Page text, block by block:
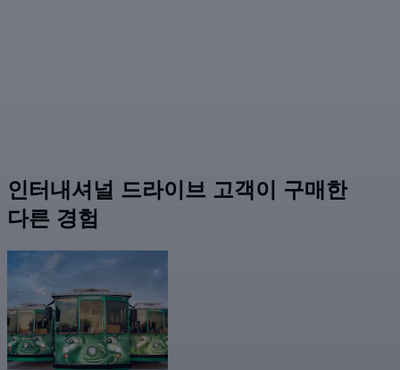
인터내셔널 드라이브 고객이 구매한
다른 경험